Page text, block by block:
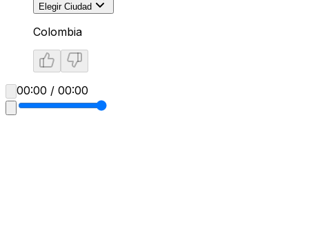
Elegir Ciudad
Colombia
00:00 / 00:00